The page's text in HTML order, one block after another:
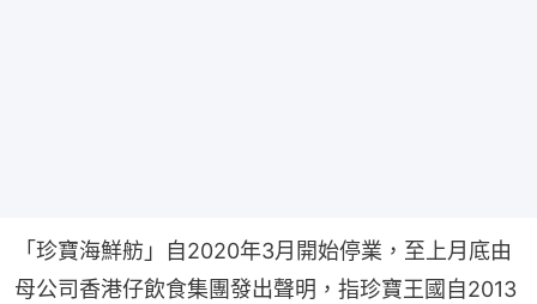
「珍寶海鮮舫」自2020年3月開始停業，至上月底由
母公司香港仔飲食集團發出聲明，指珍寶王國自2013